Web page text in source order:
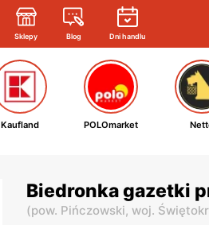
Sklepy Blog Dni handlu
Kaufland POLOmarket
Biedronka gazetki
(pow. Pińczowski, woj.